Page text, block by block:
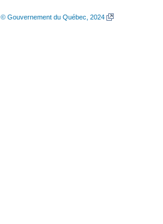
© Gouvernement du Québec, 2024